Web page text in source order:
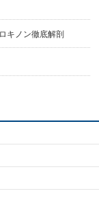
キノン徹底解剖